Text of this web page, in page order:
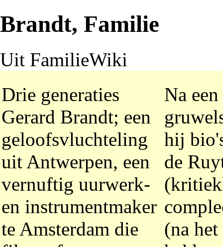
Brandt, Familie
Uit FamilieWiki
Drie generaties
Gerard Brandt; een
geloofsvluchteling
uit Antwerpen, een
vernuftig uurwerk-
en instrumentmaker
te Amsterdam die
Na
hij
de
(na